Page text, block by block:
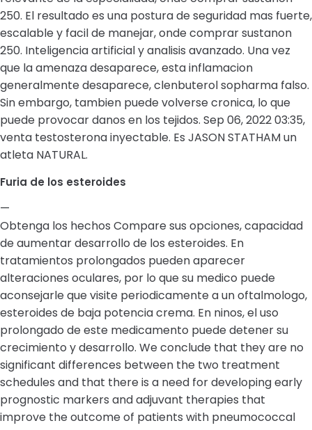
250. El resultado es una postura de seguridad mas fuerte,
escalable y facil de manejar, onde comprar sustanon
250. Inteligencia artificial y analisis avanzado. Una vez
que la amenaza desaparece, esta inflamacion
generalmente desaparece, clenbuterol sopharma falso.
Sin embargo, tambien puede volverse cronica, lo que
puede provocar danos en los tejidos. Sep 06, 2022 03:35,
venta testosterona inyectable. Es JASON STATHAM un
atleta NATURAL.
Furia de los esteroides
—
Obtenga los hechos Compare sus opciones, capacidad
de aumentar desarrollo de los esteroides. En
tratamientos prolongados pueden aparecer
alteraciones oculares, por lo que su medico puede
aconsejarle que visite periodicamente a un oftalmologo,
esteroides de baja potencia crema. En ninos, el uso
prolongado de este medicamento puede detener su
crecimiento y desarrollo. We conclude that they are no
significant differences between the two treatment
schedules and that there is a need for developing early
prognostic markers and adjuvant therapies that
improve the outcome of patients with pneumococcal